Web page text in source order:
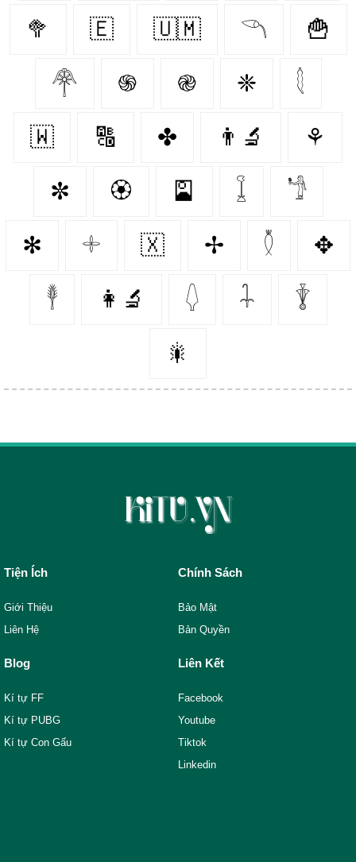
🥦 🇪‌ 🇺🇲 𓆹 🍟
𓋇 ֍ ֎ ❈ 𓇛
🇼‌ 🔠 ✤ 👨‍🔬 ⚘
✼ 🏵️ 🎴 𓆼 𓁙
✻ 𓇬 🇽‌ ✢ 𓇟 ✥
𓇣 👩‍🔬 𓆭 𓇑 𓇊
🎇
Tiện Ích
Giới Thiệu
Liên Hệ
Chính Sách
Bảo Mật
Bản Quyền
Blog
Kí tự FF
Kí tự PUBG
Kí tự Con Gấu
Liên Kết
Facebook
Youtube
Tiktok
Linkedin